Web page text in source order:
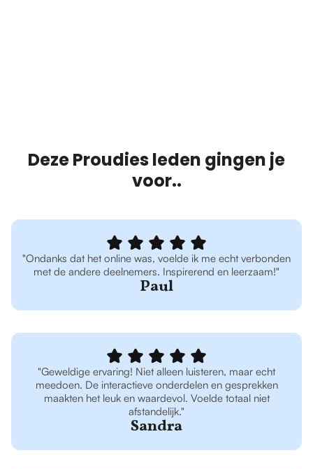
Deze Proudies leden gingen je
voor..
"Ondanks dat het online was, voelde ik me echt verbonden
met de andere deelnemers. Inspirerend en leerzaam!"
Paul
"Geweldige ervaring! Niet alleen luisteren, maar echt
meedoen. De interactieve onderdelen en gesprekken
maakten het leuk en waardevol. Voelde totaal niet
afstandelijk."
Sandra